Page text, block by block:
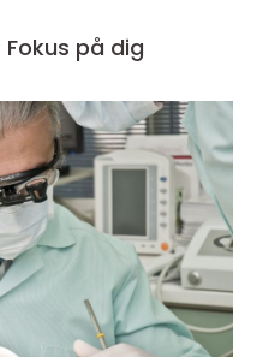
Fokus på dig